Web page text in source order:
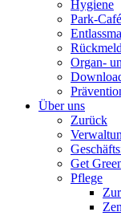
Hygiene
Park-Café
Organ-
Über uns
Zurück
Get
Pflege